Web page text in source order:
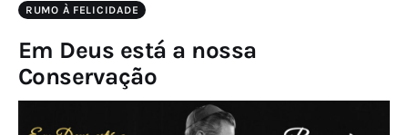
RUMO À FELICIDADE
Em Deus está a nossa
Conservação